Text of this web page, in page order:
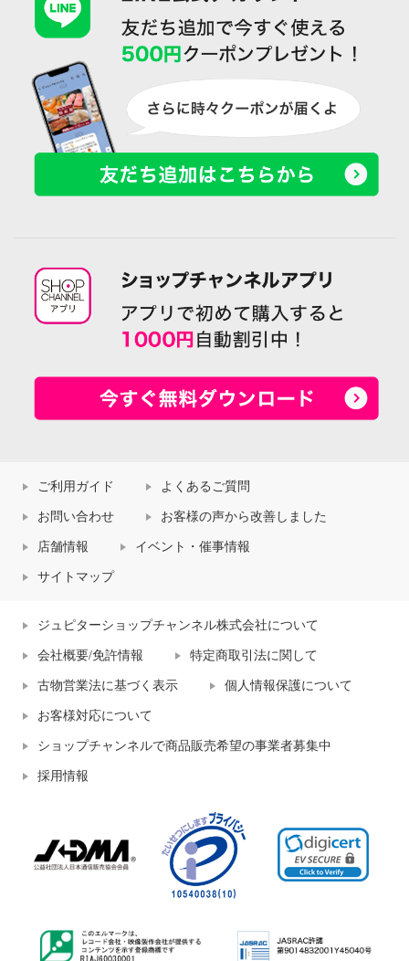
ご利用ガイド よくあるご質問
お問い合わせ お客様の声から改善しました
店舗情報 イベント・催事情報
サイトマップ
ジュピターショップチャンネル株式会社について
会社概要/免許情報 特定商取引法に関して
古物営業法に基づく表示 個人情報保護について
お客様対応について
ショップチャンネルで商品販売希望の事業者募集中
採用情報